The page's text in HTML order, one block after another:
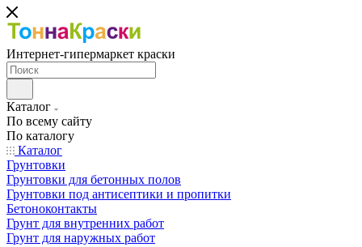
Интернет-гипермаркет краски
Каталог
По всему сайту
По каталогу
Каталог
Грунтовки
Грунтовки для бетонных полов
Грунтовки под антисептики и пропитки
Бетоноконтакты
Грунт для внутренних работ
Грунт для наружных работ